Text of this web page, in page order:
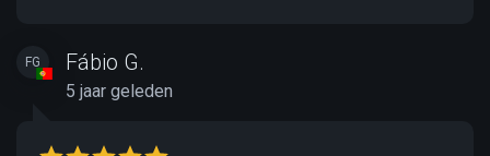
FG Fábio G.
5 jaar geleden